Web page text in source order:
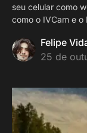
seu celular como
como o IVCam e o
Felipe
25 de